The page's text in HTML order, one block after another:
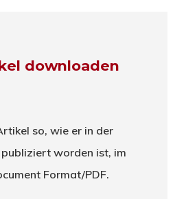
downloaden
so, wie er in der
publiziert worden ist, im
Format/PDF.